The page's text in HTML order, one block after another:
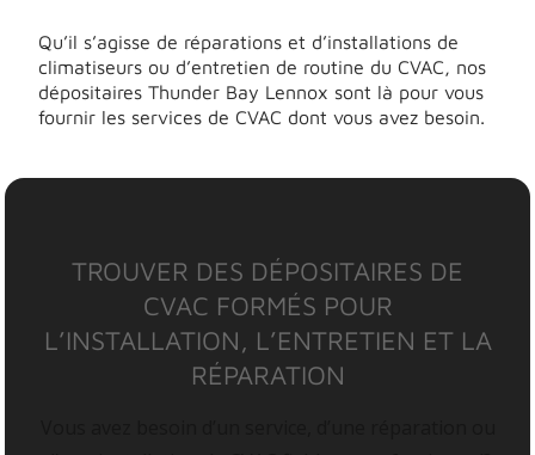
Qu’il s’agisse de réparations et d’installations de
climatiseurs ou d’entretien de routine du CVAC, nos
dépositaires Thunder Bay Lennox sont là pour vous
fournir les services de CVAC dont vous avez besoin.
TROUVER DES DÉPOSITAIRES DE
CVAC FORMÉS POUR
L’INSTALLATION, L’ENTRETIEN ET LA
RÉPARATION